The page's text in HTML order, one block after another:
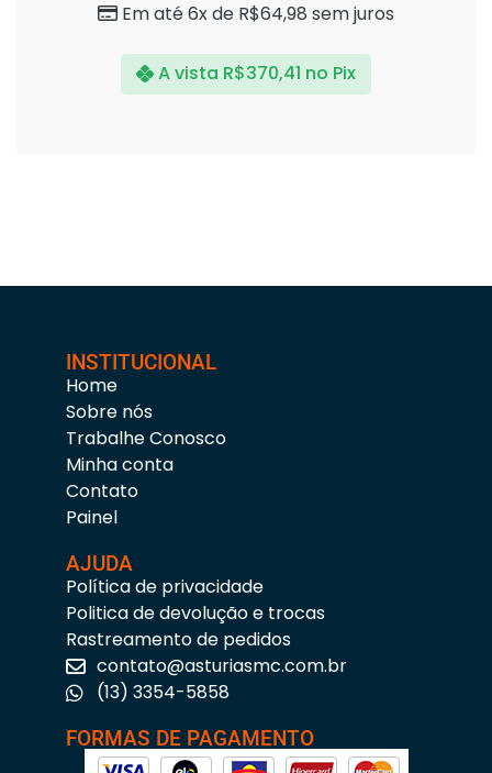
Em até 6x de R$64,98 sem juros
A vista R$370,41 no Pix
INSTITUCIONAL
Home
Sobre nós
Trabalhe Conosco
Minha conta
Contato
Painel
AJUDA
Política de privacidade
Politica de devolução e trocas
Rastreamento de pedidos
contato@asturiasmc.com.br
(13) 3354-5858
FORMAS DE PAGAMENTO